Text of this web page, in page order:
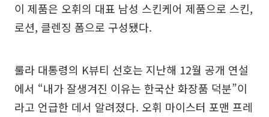
이 제품은 오휘의 대표 남성 스킨케어 제품으로 스킨,
로션, 클렌징 폼으로 구성됐다.
룰라 대통령의 K뷰티 선호는 지난해 12월 공개 연설
에서 “내가 잘생겨진 이유는 한국산 화장품 덕분”이
라고 언급한 데서 알려졌다. 오휘 마이스터 포맨 프레